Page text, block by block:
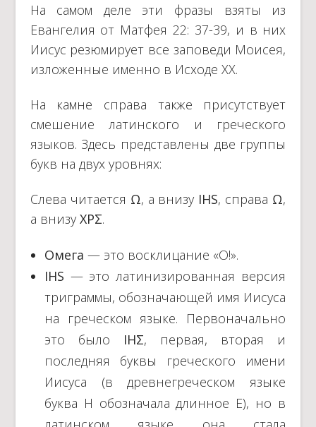
На самом деле эти фразы взяты из
Евангелия от Матфея 22: 37-39, и в них
Иисус резюмирует все заповеди Моисея,
изложенные именно в Исходе XX.
На камне справа также присутствует
смешение латинского и греческого
языков. Здесь представлены две группы
букв на двух уровнях:
Слева читается Ω, а внизу IHS, справа Ω,
а внизу ΧPΣ.
Омега — это восклицание «О!».
IHS — это латинизированная версия
триграммы, обозначающей имя Иисуса
на греческом языке. Первоначально
это было IHΣ, первая, вторая и
последняя буквы греческого имени
Иисуса (в древнегреческом языке
буква H обозначала длинное E), но в